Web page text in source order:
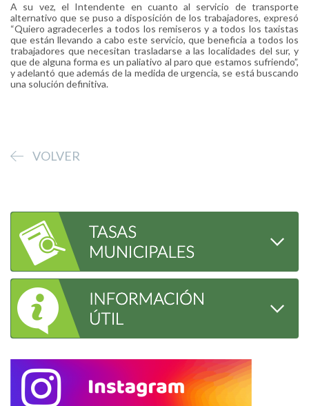
A su vez, el Intendente en cuanto al servicio de transporte
alternativo que se puso a disposición de los trabajadores, expresó
“Quiero agradecerles a todos los remiseros y a todos los taxistas
que están llevando a cabo este servicio, que beneficia a todos los
trabajadores que necesitan trasladarse a las localidades del sur, y
que de alguna forma es un paliativo al paro que estamos sufriendo”,
y adelantó que además de la medida de urgencia, se está buscando
una solución definitiva.
VOLVER